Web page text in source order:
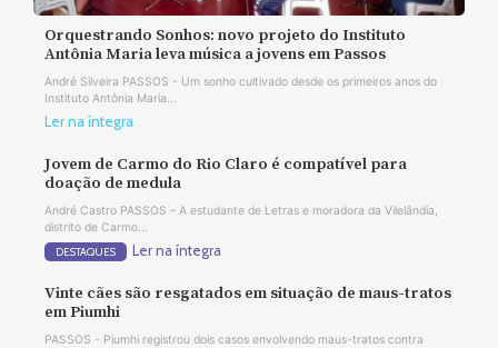
Orquestrando Sonhos: novo projeto do Instituto
Antônia Maria leva música a jovens em Passos
André Silveira PASSOS - Um sonho cultivado desde os primeiros anos do
Instituto Antônia Maria...
Ler na íntegra
Jovem de Carmo do Rio Claro é compatível para
doação de medula
André Castro PASSOS – A estudante de Letras e moradora da Vilelândia,
distrito de Carmo...
DESTAQUES Ler na íntegra
Vinte cães são resgatados em situação de maus-tratos
em Piumhi
PASSOS - Piumhi registrou dois casos envolvendo maus-tratos contra